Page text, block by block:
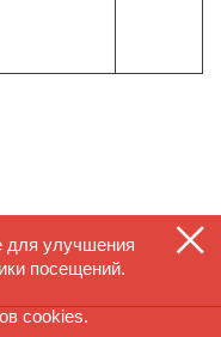
для улучшения
посещений.
cookies.